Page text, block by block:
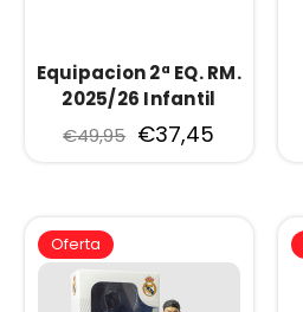
Equipacion 2ª EQ. RM.
2025/26 Infantil
(4)RM25B2E
€49,95 €37,45
Oferta